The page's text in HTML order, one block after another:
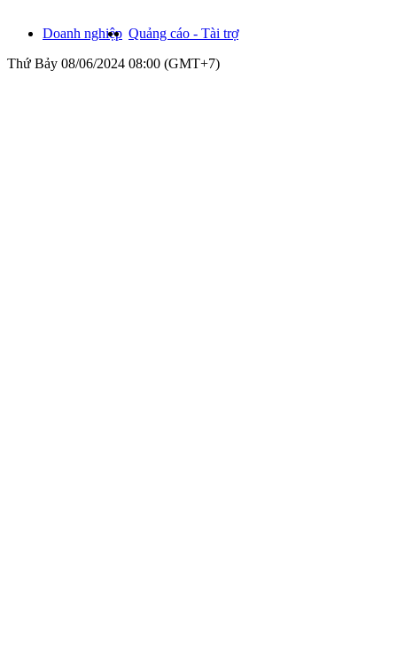
Doanh nghiệp Quảng cáo - Tài trợ
Thứ Bảy 08/06/2024 08:00 (GMT+7)